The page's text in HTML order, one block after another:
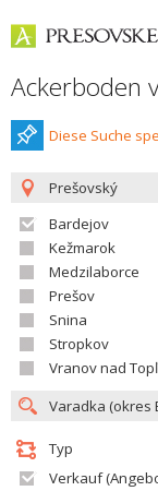
Ackerboden
Diese Suche
Prešovský
Bardejov
Kežmarok
Medzilaborce
Prešov
Snina
Stropkov
Vranov nad
Typ
Verkauf